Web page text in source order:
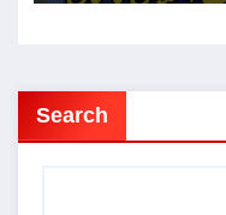
Search